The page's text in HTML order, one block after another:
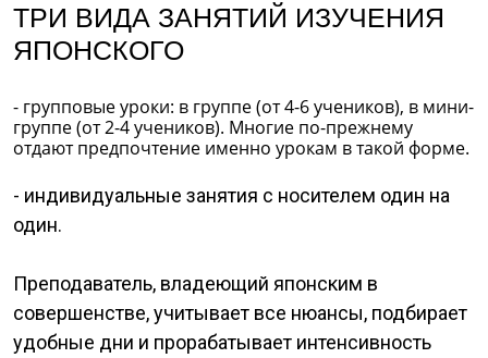
ТРИ ВИДА ЗАНЯТИЙ ИЗУЧЕНИЯ
ЯПОНСКОГО
- групповые уроки: в группе (от 4-6 учеников), в мини-
группе (от 2-4 учеников). Многие по-прежнему
отдают предпочтение именно урокам в такой форме.
- индивидуальные занятия с носителем один на
один.
Преподаватель, владеющий японским в
совершенстве, учитывает все нюансы, подбирает
удобные дни и прорабатывает интенсивность